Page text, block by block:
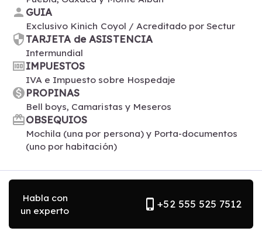
person GUIA
Exclusivo Kinich Coyol / Acreditado por Sectur
securityTARJETA de ASISTENCIA
Intermundial
moneyIMPUESTOS
IVA e Impuesto sobre Hospedaje
monetization_onPROPINAS
Bell boys, Camaristas y Meseros
card_giftcardOBSEQUIOS
Mochila (una por persona) y Porta-documentos
(uno por habitación)
Habla con
un experto
phone_iphone+52 555 525 7512